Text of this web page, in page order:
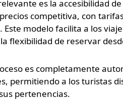
es la accesibilidad
competitiva, con
Este modelo facilita a los
flexibilidad de reservar
es completamente
permitiendo a los turistas
pertenencias.